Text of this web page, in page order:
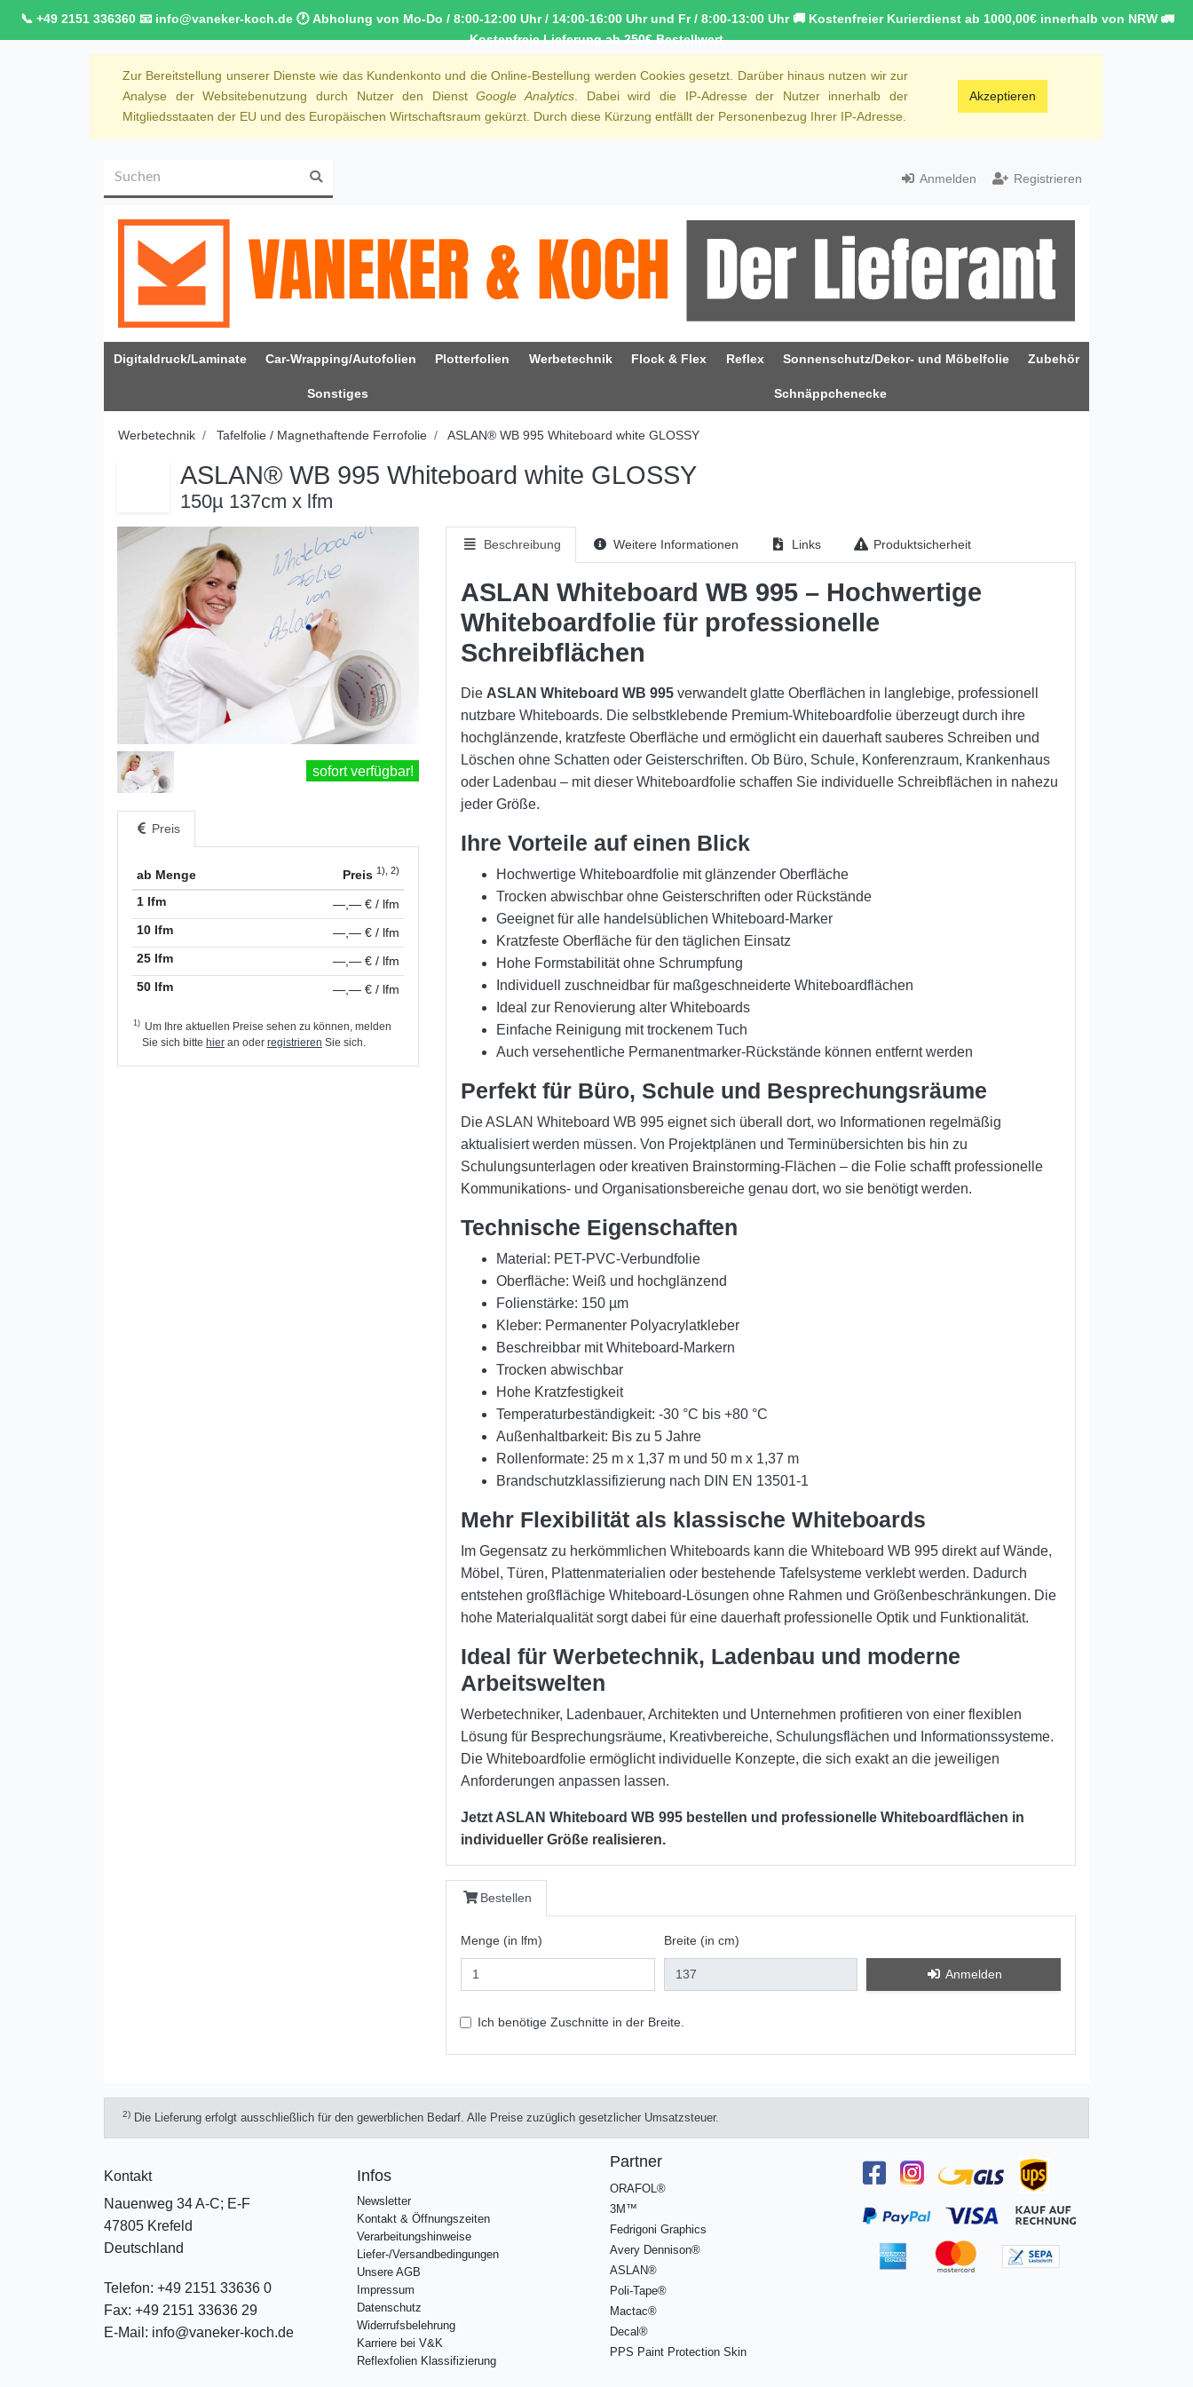
📞 +49 2151 336360 📧 info@vaneker-koch.de 🕐 Abholung von Mo-Do / 8:00-12:00 Uhr / 14:00-16:00 Uhr und Fr / 8:00-13:00 Uhr 🚚 Kostenfreier Kurierdienst ab 1000,00€ innerhalb von NRW 🚛
Kostenfreie Lieferung ab 250€ Bestellwert
Zur Bereitstellung unserer Dienste wie das Kundenkonto und die Online-Bestellung werden Cookies gesetzt. Darüber hinaus nutzen wir zur
Analyse der Websitebenutzung durch Nutzer den DienstGoogle Analytics . Dabei wird die IP-Adresse der Nutzer innerhalb der
Mitgliedsstaaten der EU und des Europäischen Wirtschaftsraum gekürzt. Durch diese Kürzung entfällt der Personenbezug Ihrer IP-Adresse.
Akzeptieren
Anmelden Registrieren
Digitaldruck/Laminate Car-Wrapping/Autofolien Plotterfolien Werbetechnik Flock & Flex Reflex Sonnenschutz/Dekor- und Möbelfolie Zubehör
Sonstiges Schnäppchenecke
Werbetechnik Tafelfolie / Magnethaftende Ferrofolie ASLAN® WB 995 Whiteboard white GLOSSY
ASLAN® WB 995 Whiteboard white GLOSSY
150µ 137cm x lfm
sofort verfügbar!
Preis
ab Menge Preis1), 2)
1 lfm
—,— € / lfm
10 lfm
—,— € / lfm
25 lfm
—,— € / lfm
50 lfm
—,— € / lfm
1) Um Ihre aktuellen Preise sehen zu können, melden
Sie sich bitte hier an oder registrieren Sie sich.
Beschreibung Weitere Informationen Links Produktsicherheit
ASLAN Whiteboard WB 995 – Hochwertige
Whiteboardfolie für professionelle
Schreibflächen
Die ASLAN Whiteboard WB 995 verwandelt glatte Oberflächen in langlebige, professionell
nutzbare Whiteboards. Die selbstklebende Premium-Whiteboardfolie überzeugt durch ihre
hochglänzende, kratzfeste Oberfläche und ermöglicht ein dauerhaft sauberes Schreiben und
Löschen ohne Schatten oder Geisterschriften. Ob Büro, Schule, Konferenzraum, Krankenhaus
oder Ladenbau – mit dieser Whiteboardfolie schaffen Sie individuelle Schreibflächen in nahezu
jeder Größe.
Ihre Vorteile auf einen Blick
Hochwertige Whiteboardfolie mit glänzender Oberfläche
Trocken abwischbar ohne Geisterschriften oder Rückstände
Geeignet für alle handelsüblichen Whiteboard-Marker
Kratzfeste Oberfläche für den täglichen Einsatz
Hohe Formstabilität ohne Schrumpfung
Individuell zuschneidbar für maßgeschneiderte Whiteboardflächen
Ideal zur Renovierung alter Whiteboards
Einfache Reinigung mit trockenem Tuch
Auch versehentliche Permanentmarker-Rückstände können entfernt werden
Perfekt für Büro, Schule und Besprechungsräume
Die ASLAN Whiteboard WB 995 eignet sich überall dort, wo Informationen regelmäßig
aktualisiert werden müssen. Von Projektplänen und Terminübersichten bis hin zu
Schulungsunterlagen oder kreativen Brainstorming-Flächen – die Folie schafft professionelle
Kommunikations- und Organisationsbereiche genau dort, wo sie benötigt werden.
Technische Eigenschaften
Material: PET-PVC-Verbundfolie
Oberfläche: Weiß und hochglänzend
Folienstärke: 150 µm
Kleber: Permanenter Polyacrylatkleber
Beschreibbar mit Whiteboard-Markern
Trocken abwischbar
Hohe Kratzfestigkeit
Temperaturbeständigkeit: -30 °C bis +80 °C
Außenhaltbarkeit: Bis zu 5 Jahre
Rollenformate: 25 m x 1,37 m und 50 m x 1,37 m
Brandschutzklassifizierung nach DIN EN 13501-1
Mehr Flexibilität als klassische Whiteboards
Im Gegensatz zu herkömmlichen Whiteboards kann die Whiteboard WB 995 direkt auf Wände,
Möbel, Türen, Plattenmaterialien oder bestehende Tafelsysteme verklebt werden. Dadurch
entstehen großflächige Whiteboard-Lösungen ohne Rahmen und Größenbeschränkungen. Die
hohe Materialqualität sorgt dabei für eine dauerhaft professionelle Optik und Funktionalität.
Ideal für Werbetechnik, Ladenbau und moderne
Arbeitswelten
Werbetechniker, Ladenbauer, Architekten und Unternehmen profitieren von einer flexiblen
Lösung für Besprechungsräume, Kreativbereiche, Schulungsflächen und Informationssysteme.
Die Whiteboardfolie ermöglicht individuelle Konzepte, die sich exakt an die jeweiligen
Anforderungen anpassen lassen.
Jetzt ASLAN Whiteboard WB 995 bestellen und professionelle Whiteboardflächen in
individueller Größe realisieren.
Bestellen
Menge (in lfm) Breite (in cm)
Anmelden
Ich benötige Zuschnitte in der Breite.
2) Die Lieferung erfolgt ausschließlich für den gewerblichen Bedarf. Alle Preise zuzüglich gesetzlicher Umsatzsteuer.
Kontakt
Nauenweg 34 A-C; E-F
47805 Krefeld
Deutschland
Telefon: +49 2151 33636 0
Fax: +49 2151 33636 29
E-Mail: info@vaneker-koch.de
Infos
Newsletter
Kontakt & Öffnungszeiten
Verarbeitungshinweise
Liefer-/Versandbedingungen
Unsere AGB
Impressum
Datenschutz
Widerrufsbelehrung
Karriere bei V&K
Reflexfolien Klassifizierung
Partner
ORAFOL®
3M™
Fedrigoni Graphics
Avery Dennison®
ASLAN®
Poli-Tape®
Mactac®
Decal®
PPS Paint Protection Skin